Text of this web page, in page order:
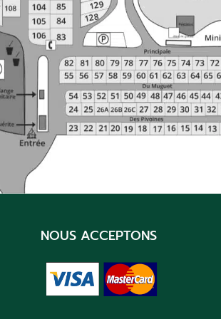
NOUS ACCEPTONS